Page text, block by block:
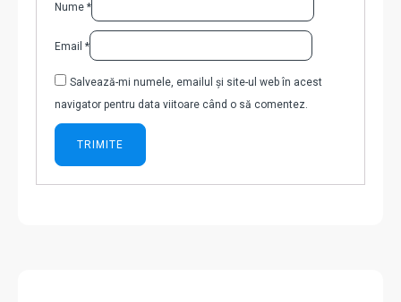
Nume *
Email *
Salvează-mi numele, emailul și site-ul web în acest
navigator pentru data viitoare când o să comentez.